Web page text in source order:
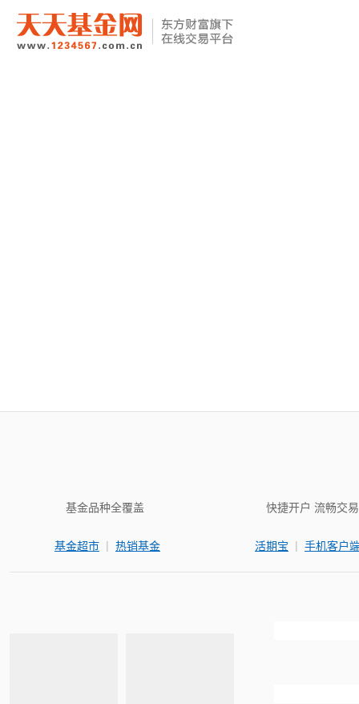
基金品种全覆盖
基金超市 | 热销基金
快捷开户 流畅交易
活期宝 | 手机客户